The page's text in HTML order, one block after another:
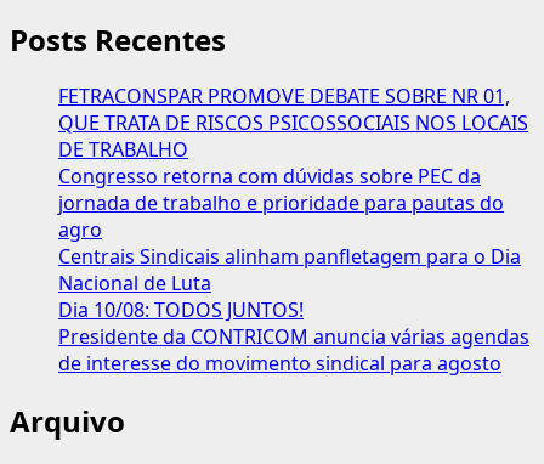
Posts Recentes
FETRACONSPAR PROMOVE DEBATE SOBRE NR 01,
QUE TRATA DE RISCOS PSICOSSOCIAIS NOS LOCAIS
DE TRABALHO
Congresso retorna com dúvidas sobre PEC da
jornada de trabalho e prioridade para pautas do
agro
Centrais Sindicais alinham panfletagem para o Dia
Nacional de Luta
Dia 10/08: TODOS JUNTOS!
Presidente da CONTRICOM anuncia várias agendas
de interesse do movimento sindical para agosto
Arquivo